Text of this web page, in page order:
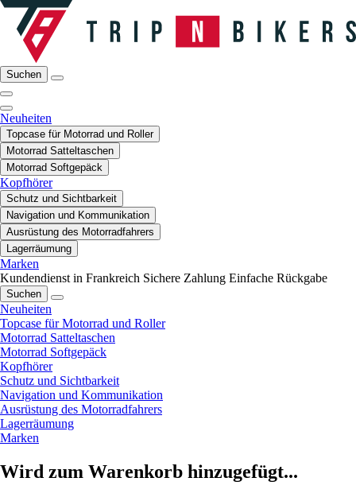
Suchen
Neuheiten
Topcase für Motorrad und Roller
Motorrad Satteltaschen
Motorrad Softgepäck
Kopfhörer
Schutz und Sichtbarkeit
Navigation und Kommunikation
Ausrüstung des Motorradfahrers
Lagerräumung
Marken
Kundendienst in Frankreich Sichere Zahlung Einfache Rückgabe
Suchen
Neuheiten
Topcase für Motorrad und Roller
Motorrad Satteltaschen
Motorrad Softgepäck
Kopfhörer
Schutz und Sichtbarkeit
Navigation und Kommunikation
Ausrüstung des Motorradfahrers
Lagerräumung
Marken
Wird zum Warenkorb hinzugefügt...